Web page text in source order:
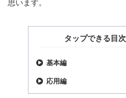
思います。
タップできる目次
基本編
応用編